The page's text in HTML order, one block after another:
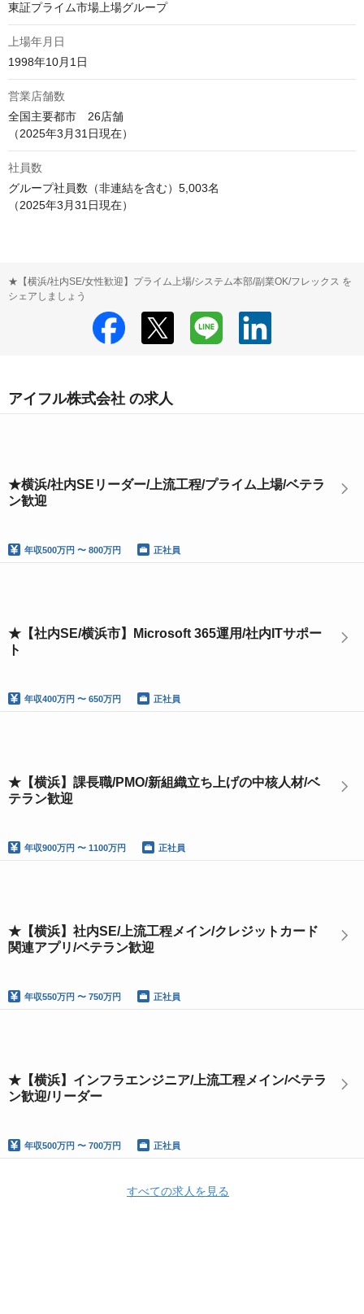
東証プライム市場上場グループ
上場年月日
1998年10月1日
営業店舗数
全国主要都市　26店舗
（2025年3月31日現在）
社員数
グループ社員数（非連結を含む）5,003名
（2025年3月31日現在）
★【横浜/社内SE/女性歓迎】プライム上場/システム本部/副業OK/フレックス を
シェアしましょう
アイフル株式会社 の求人
★横浜/社内SEリーダー/上流工程/プライム上場/ベテラ
ン歓迎
年収500万円 〜 800万円 正社員
★【社内SE/横浜市】Microsoft 365運用/社内ITサポー
ト
年収400万円 〜 650万円 正社員
★【横浜】課長職/PMO/新組織立ち上げの中核人材/ベ
テラン歓迎
年収900万円 〜 1100万円 正社員
★【横浜】社内SE/上流工程メイン/クレジットカード
関連アプリ/ベテラン歓迎
年収550万円 〜 750万円 正社員
★【横浜】インフラエンジニア/上流工程メイン/ベテラ
ン歓迎/リーダー
年収500万円 〜 700万円 正社員
すべての求人を見る